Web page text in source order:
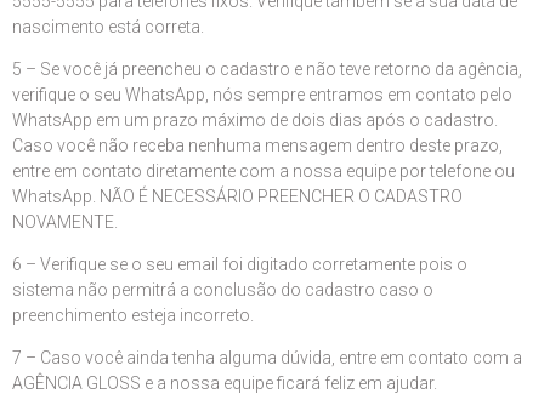
nascimento está correta.
5 – Se você já preencheu o cadastro e não teve retorno da agência,
verifique o seu WhatsApp, nós sempre entramos em contato pelo
WhatsApp em um prazo máximo de dois dias após o cadastro.
Caso você não receba nenhuma mensagem dentro deste prazo,
entre em contato diretamente com a nossa equipe por telefone ou
WhatsApp. NÃO É NECESSÁRIO PREENCHER O CADASTRO
NOVAMENTE.
6 – Verifique se o seu email foi digitado corretamente pois o
sistema não permitrá a conclusão do cadastro caso o
preenchimento esteja incorreto.
7 – Caso você ainda tenha alguma dúvida, entre em contato com a
AGÊNCIA GLOSS e a nossa equipe ficará feliz em ajudar.